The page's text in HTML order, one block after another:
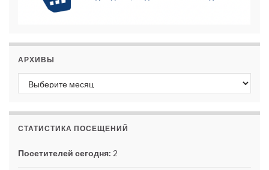
АРХИВЫ
Архивы
СТАТИСТИКА ПОСЕЩЕНИЙ
Посетителей сегодня: 2